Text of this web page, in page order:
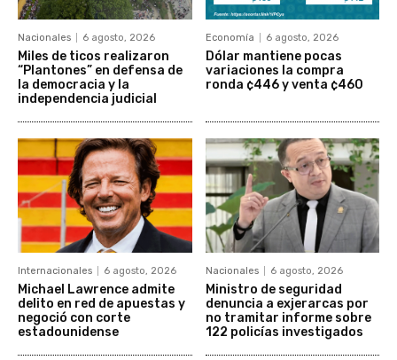
Nacionales 6 agosto, 2026
Miles de ticos realizaron
“Plantones” en defensa de
la democracia y la
independencia judicial
Economía 6 agosto, 2026
Dólar mantiene pocas
variaciones la compra
ronda ¢446 y venta ¢460
Internacionales 6 agosto, 2026
Michael Lawrence admite
delito en red de apuestas y
negoció con corte
estadounidense
Nacionales 6 agosto, 2026
Ministro de seguridad
denuncia a exjerarcas por
no tramitar informe sobre
122 policías investigados